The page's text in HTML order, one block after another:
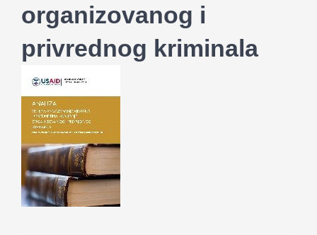
organizovanog i
privrednog kriminala